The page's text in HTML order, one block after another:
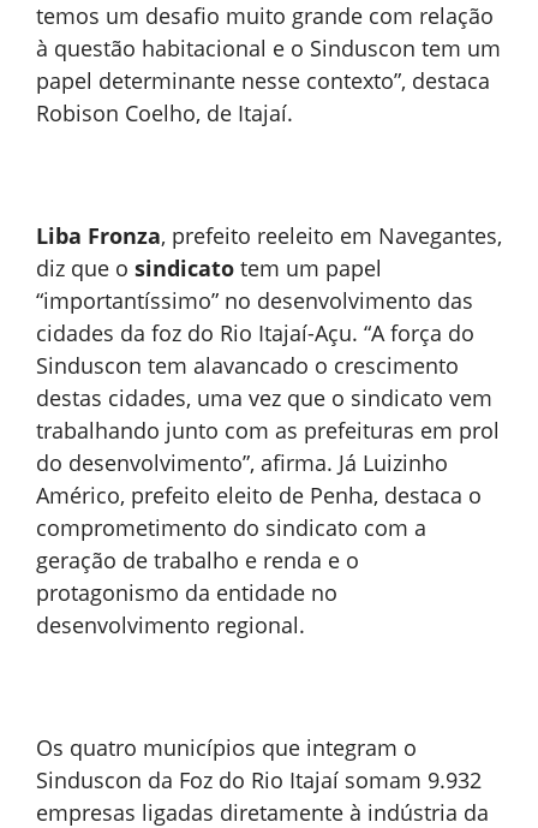
temos um desafio muito grande com relação
à questão habitacional e o Sinduscon tem um
papel determinante nesse contexto”, destaca
Robison Coelho, de Itajaí.
Liba Fronza, prefeito reeleito em Navegantes,
diz que o sindicato tem um papel
“importantíssimo” no desenvolvimento das
cidades da foz do Rio Itajaí-Açu. “A força do
Sinduscon tem alavancado o crescimento
destas cidades, uma vez que o sindicato vem
trabalhando junto com as prefeituras em prol
do desenvolvimento”, afirma. Já Luizinho
Américo, prefeito eleito de Penha, destaca o
comprometimento do sindicato com a
geração de trabalho e renda e o
protagonismo da entidade no
desenvolvimento regional.
Os quatro municípios que integram o
Sinduscon da Foz do Rio Itajaí somam 9.932
empresas ligadas diretamente à indústria da